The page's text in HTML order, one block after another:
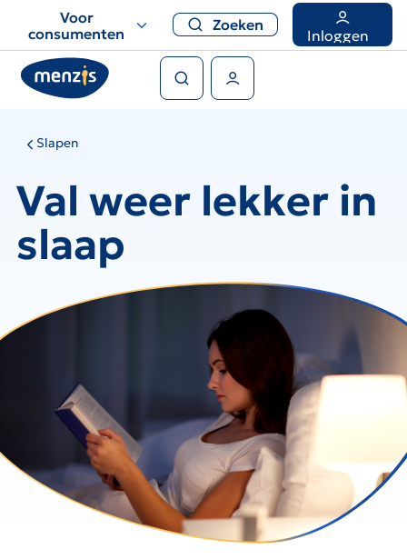
voor
snelle
navigatie
Voor
consumenten
Zoeken
Inloggen
Slapen
Val weer lekker in
slaap